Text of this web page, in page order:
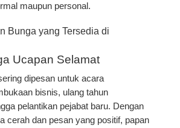
maupun personal.
Bunga yang Tersedia di
Ucapan Selamat
dipesan untuk acara
bisnis, ulang tahun
pelantikan pejabat baru. Dengan
cerah dan pesan yang positif, papan